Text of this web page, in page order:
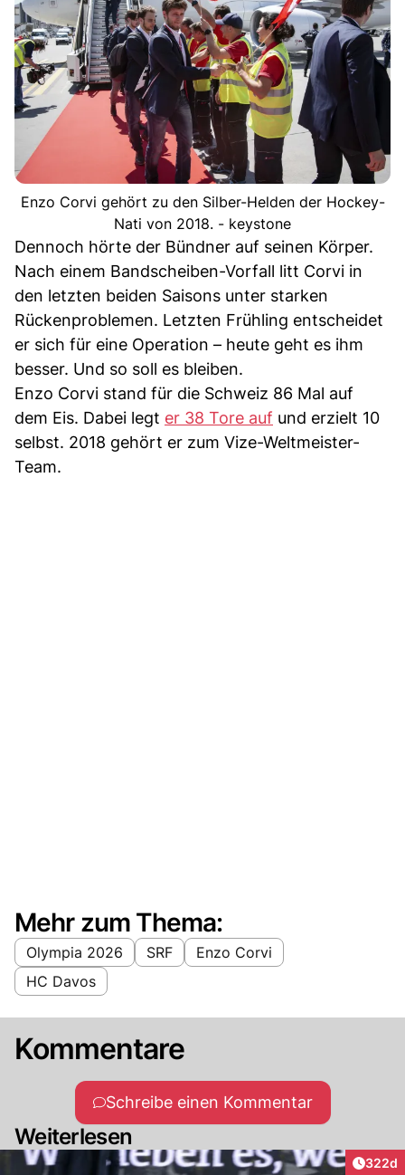
Enzo Corvi gehört zu den Silber-Helden der Hockey-
Nati von 2018. - keystone
Dennoch hörte der Bündner auf seinen Körper.
Nach einem Bandscheiben-Vorfall litt Corvi in
den letzten beiden Saisons unter starken
Rückenproblemen. Letzten Frühling entscheidet
er sich für eine Operation – heute geht es ihm
besser. Und so soll es bleiben.
Enzo Corvi stand für die Schweiz 86 Mal auf
dem Eis. Dabei legt er 38 Tore auf und erzielt 10
selbst. 2018 gehört er zum Vize-Weltmeister-
Team.
Mehr zum Thema:
Olympia 2026 SRF
Enzo Corvi
HC Davos
Kommentare
Schreibe einen Kommentar
Weiterlesen
322d